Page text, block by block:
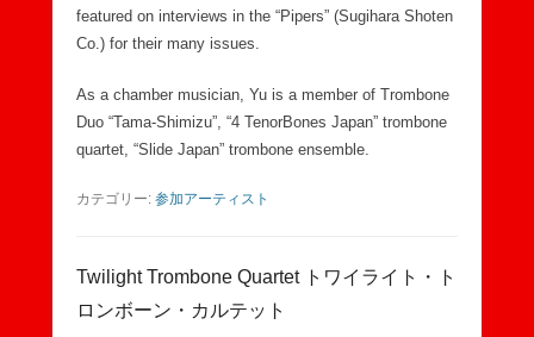
featured on interviews in the “Pipers” (Sugihara Shoten
Co.) for their many issues.
As a chamber musician, Yu is a member of Trombone
Duo “Tama-Shimizu”, “4 TenorBones Japan” trombone
quartet, “Slide Japan” trombone ensemble.
カテゴリー: 参加アーティスト
Twilight Trombone Quartet トワイライト・ト
ロンボーン・カルテット